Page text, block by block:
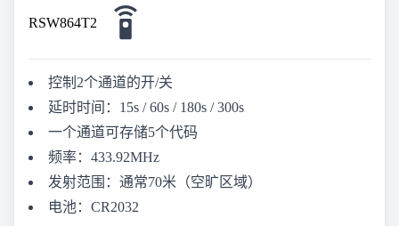
RSW864T2
控制2个通道的开/关
延时时间：15s / 60s / 180s / 300s
一个通道可存储5个代码
频率：433.92MHz
发射范围：通常70米（空旷区域）
电池：CR2032